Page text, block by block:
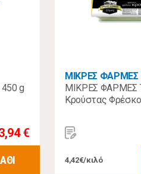
g
€
ΜΙΚΡΕΣ
ΜΙΚΡΕΣ ΦΑΡΜΕΣ
Κρούστας
4,42€/κιλό